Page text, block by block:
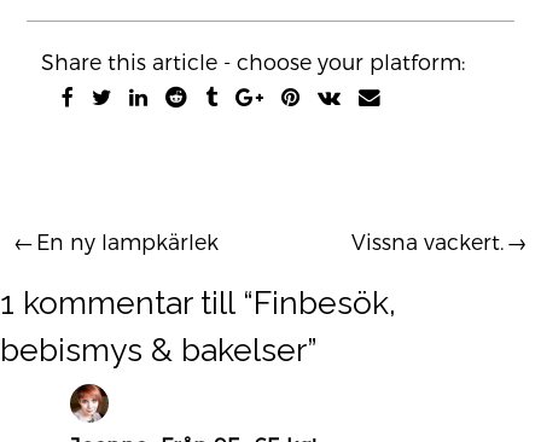
Share this article - choose your platform:
Inläggsnavigering
En ny lampkärlek Vissna vackert.
1 kommentar till “Finbesök,
bebismys & bakelser”